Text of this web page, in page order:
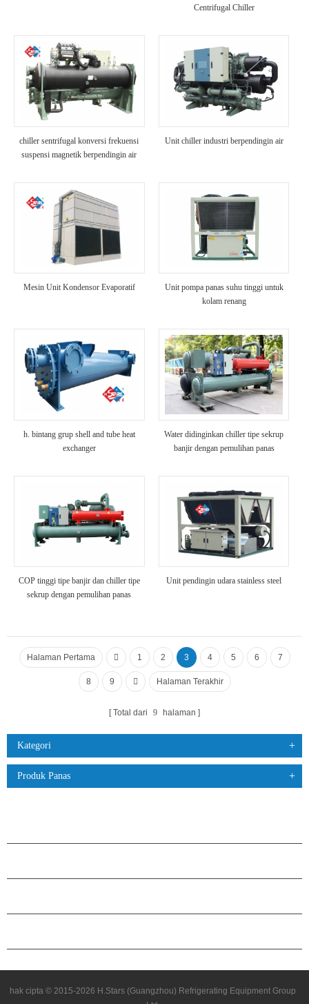
Centrifugal Chiller
chiller sentrifugal konversi frekuensi
suspensi magnetik berpendingin air
Unit chiller industri berpendingin air
Mesin Unit Kondensor Evaporatif
Unit pompa panas suhu tinggi untuk
kolam renang
h. bintang grup shell and tube heat
exchanger
Water didinginkan chiller tipe sekrup
banjir dengan pemulihan panas
COP tinggi tipe banjir dan chiller tipe
sekrup dengan pemulihan panas
Unit pendingin udara stainless steel
Halaman Pertama 1 2 3 4 5 6 7
8 9 Halaman Terakhir
Total dari 9 halaman
Kategori
Produk Panas
hak cipta © 2015-2026 H.Stars (Guangzhou) Refrigerating Equipment Group